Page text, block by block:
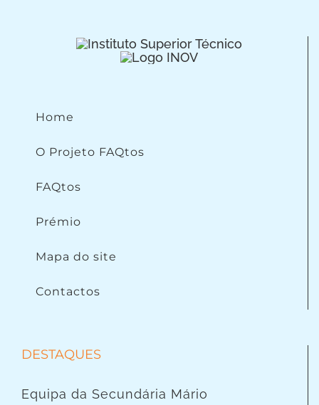
Home
O Projeto FAQtos
FAQtos
Prémio
Mapa do site
Contactos
DESTAQUES
Equipa da Secundária Mário